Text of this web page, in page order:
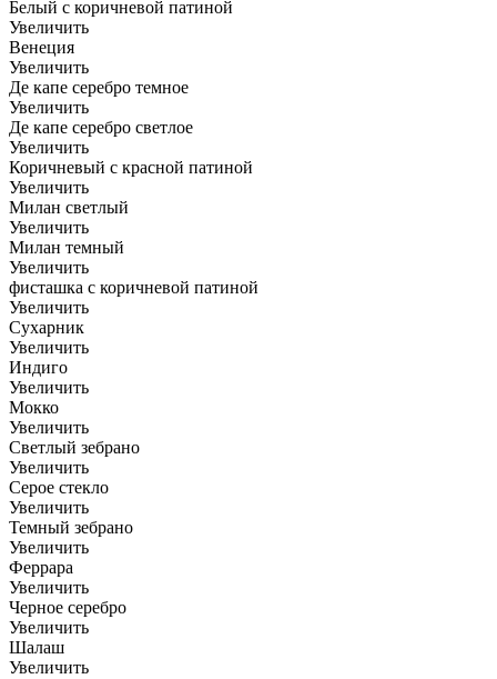
Белый с коричневой патиной
Увеличить
Венеция
Увеличить
Де капе серебро темное
Увеличить
Де капе серебро светлое
Увеличить
Коричневый с красной патиной
Увеличить
Милан светлый
Увеличить
Милан темный
Увеличить
фисташка с коричневой патиной
Увеличить
Сухарник
Увеличить
Индиго
Увеличить
Мокко
Увеличить
Светлый зебрано
Увеличить
Серое стекло
Увеличить
Темный зебрано
Увеличить
Феррара
Увеличить
Черное серебро
Увеличить
Шалаш
Увеличить